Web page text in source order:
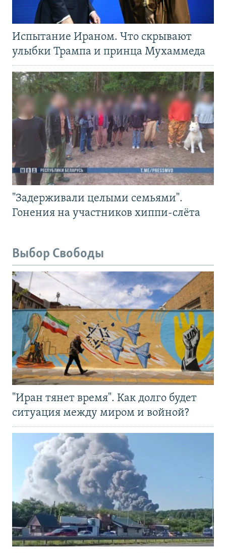
Испытание Ираном. Что скрывают
улыбки Трампа и принца Мухаммеда
"Задерживали целыми семьями".
Гонения на участников хиппи-слёта
Выбор Свободы
"Иран тянет время". Как долго будет
ситуация между миром и войной?